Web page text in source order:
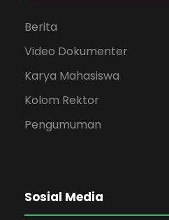
Berita
Video Dokumenter
Karya Mahasiswa
Kolom Rektor
Pengumuman
Sosial Media